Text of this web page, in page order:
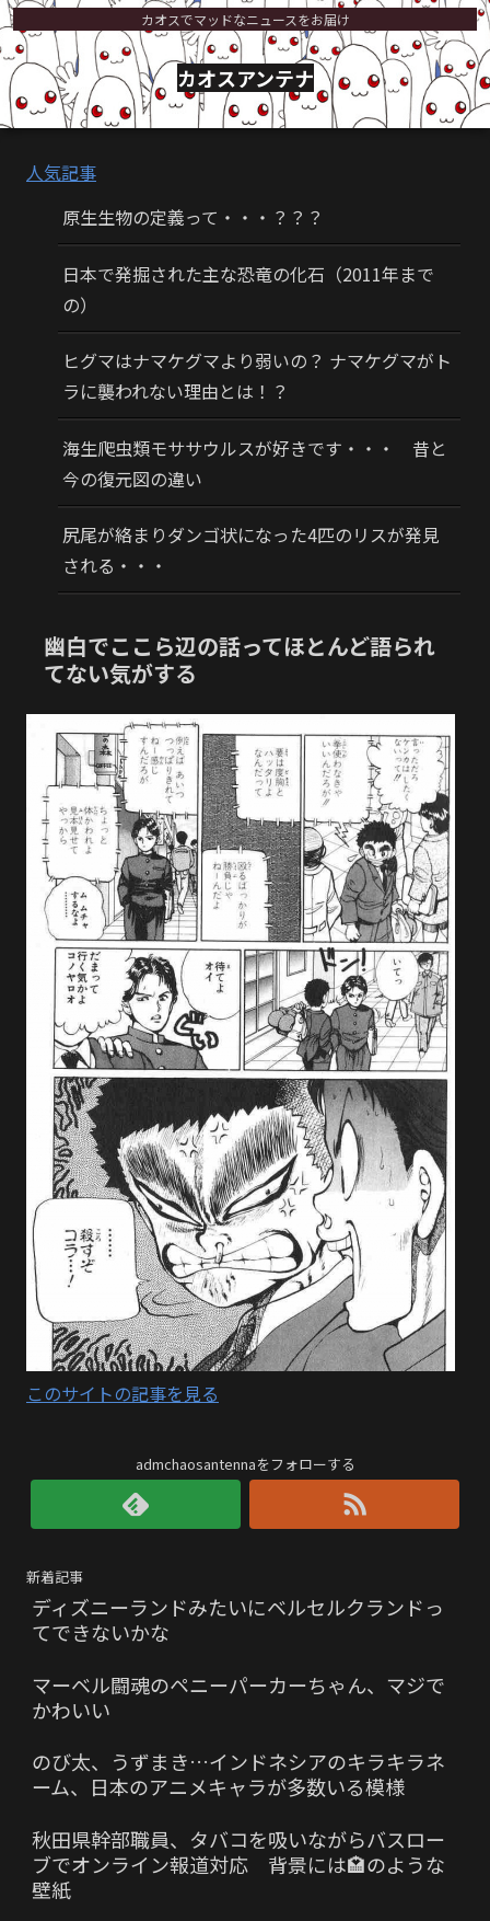
カオスでマッドなニュースをお届け
カオスアンテナ
人気記事
原生生物の定義って・・・？？？
日本で発掘された主な恐竜の化石（2011年まで
の）
ヒグマはナマケグマより弱いの？ ナマケグマがト
ラに襲われない理由とは！？
海生爬虫類モササウルスが好きです・・・ 昔と
今の復元図の違い
尻尾が絡まりダンゴ状になった4匹のリスが発見
される・・・
幽白でここら辺の話ってほとんど語られ
てない気がする
このサイトの記事を見る
admchaosantennaをフォローする
新着記事
ディズニーランドみたいにベルセルクランドっ
てできないかな
マーベル闘魂のペニーパーカーちゃん、マジで
かわいい
のび太、うずまき…インドネシアのキラキラネ
ーム、日本のアニメキャラが多数いる模様
秋田県幹部職員、タバコを吸いながらバスロー
ブでオンライン報道対応 背景には🏩のような
壁紙